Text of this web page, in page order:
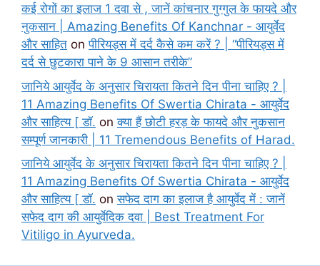
कई रोगों का इलाज 1 दवा से , जानें कांचनार गुग्गुल के फायदे और
नुकसान | Amazing Benefits Of Kanchnar - आयुर्वेद
और साहित onपीरियड्स में दर्द कैसे कम करें ? | “पीरियड्स में
दर्द से छुटकारा पाने के 9 आसान तरीके”
जानिये आयुर्वेद के अनुसार चिरायता कितने दिन पीना चाहिए ? |
11 Amazing Benefits Of Swertia Chirata - आयुर्वेद
और साहित्य [ डॉ. onक्या हैं छोटी हरड़ के फायदे और नुकसान
सम्पूर्ण जानकारी | 11 Tremendous Benefits of Harad.
जानिये आयुर्वेद के अनुसार चिरायता कितने दिन पीना चाहिए ? |
11 Amazing Benefits Of Swertia Chirata - आयुर्वेद
और साहित्य [ डॉ. onसफेद दाग का इलाज है आयुर्वेद में : जानें
सफेद दाग की आयुर्वेदिक दवा | Best Treatment For
Vitiligo in Ayurveda.